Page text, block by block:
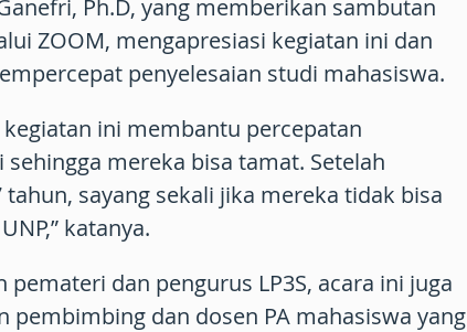
Ph.D, yang memberikan sambutan
ZOOM, mengapresiasi kegiatan ini dan
penyelesaian studi mahasiswa.
ini membantu percepatan
sehingga mereka bisa tamat. Setelah
sayang sekali jika mereka tidak bisa
katanya.
pemateri dan pengurus LP3S, acara ini juga
pembimbing dan dosen PA mahasiswa yang